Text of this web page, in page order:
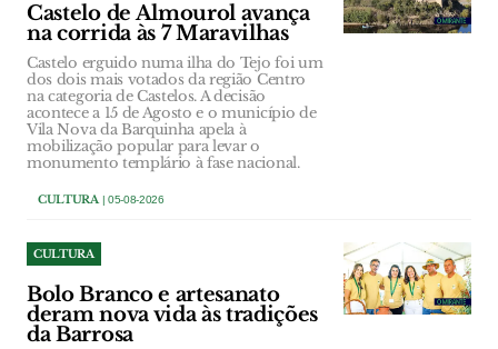
Castelo de Almourol avança
na corrida às 7 Maravilhas
Castelo erguido numa ilha do Tejo foi um
dos dois mais votados da região Centro
na categoria de Castelos. A decisão
acontece a 15 de Agosto e o município de
Vila Nova da Barquinha apela à
mobilização popular para levar o
monumento templário à fase nacional.
CULTURA| 05-08-2026
CULTURA
Bolo Branco e artesanato
deram nova vida às tradições
da Barrosa